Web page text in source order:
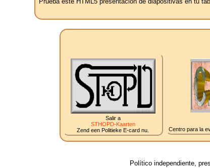
Salir a
STHOPD-Kaarten
Zend een Politieke E-card nu.
Centro para la
Político independiente,